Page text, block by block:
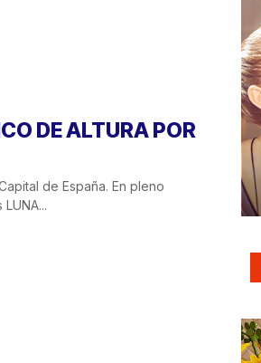
DE ALTURA POR
de España. En pleno